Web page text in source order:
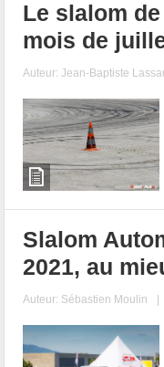
Le slalom
mois de
Auteur:Jean-Baptiste
Slalom
2021, au
Auteur: Sébastien Moulin |